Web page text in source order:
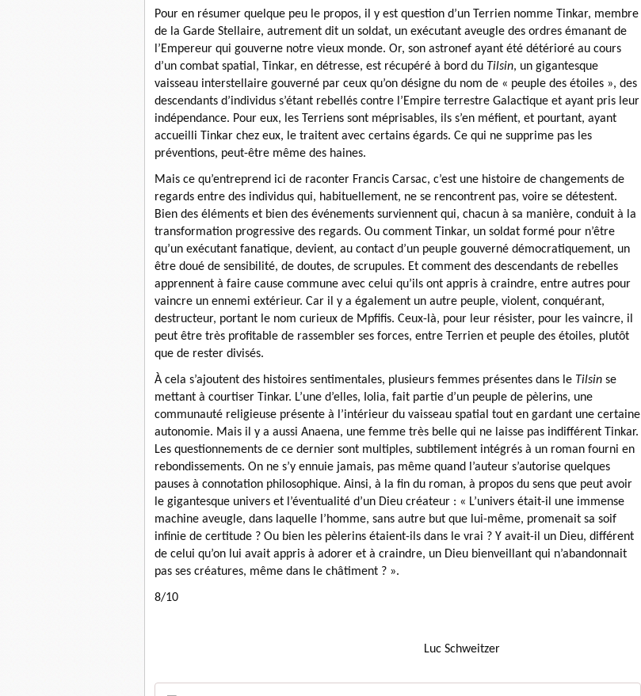
Pour en résumer quelque peu le propos, il y est question d’un Terrien nomme Tinkar, membre
de la Garde Stellaire, autrement dit un soldat, un exécutant aveugle des ordres émanant de
l’Empereur qui gouverne notre vieux monde. Or, son astronef ayant été détérioré au cours
d’un combat spatial, Tinkar, en détresse, est récupéré à bord du Tilsin, un gigantesque
vaisseau interstellaire gouverné par ceux qu’on désigne du nom de « peuple des étoiles », des
descendants d’individus s’étant rebellés contre l’Empire terrestre Galactique et ayant pris leur
indépendance. Pour eux, les Terriens sont méprisables, ils s’en méfient, et pourtant, ayant
accueilli Tinkar chez eux, le traitent avec certains égards. Ce qui ne supprime pas les
préventions, peut-être même des haines.
Mais ce qu’entreprend ici de raconter Francis Carsac, c’est une histoire de changements de
regards entre des individus qui, habituellement, ne se rencontrent pas, voire se détestent.
Bien des éléments et bien des événements surviennent qui, chacun à sa manière, conduit à la
transformation progressive des regards. Ou comment Tinkar, un soldat formé pour n’être
qu’un exécutant fanatique, devient, au contact d’un peuple gouverné démocratiquement, un
être doué de sensibilité, de doutes, de scrupules. Et comment des descendants de rebelles
apprennent à faire cause commune avec celui qu’ils ont appris à craindre, entre autres pour
vaincre un ennemi extérieur. Car il y a également un autre peuple, violent, conquérant,
destructeur, portant le nom curieux de Mpfifis. Ceux-là, pour leur résister, pour les vaincre, il
peut être très profitable de rassembler ses forces, entre Terrien et peuple des étoiles, plutôt
que de rester divisés.
À cela s’ajoutent des histoires sentimentales, plusieurs femmes présentes dans le Tilsin se
mettant à courtiser Tinkar. L’une d’elles, Iolia, fait partie d’un peuple de pèlerins, une
communauté religieuse présente à l’intérieur du vaisseau spatial tout en gardant une certaine
autonomie. Mais il y a aussi Anaena, une femme très belle qui ne laisse pas indifférent Tinkar.
Les questionnements de ce dernier sont multiples, subtilement intégrés à un roman fourni en
rebondissements. On ne s’y ennuie jamais, pas même quand l’auteur s’autorise quelques
pauses à connotation philosophique. Ainsi, à la fin du roman, à propos du sens que peut avoir
le gigantesque univers et l’éventualité d’un Dieu créateur : « L’univers était-il une immense
machine aveugle, dans laquelle l’homme, sans autre but que lui-même, promenait sa soif
infinie de certitude ? Ou bien les pèlerins étaient-ils dans le vrai ? Y avait-il un Dieu, différent
de celui qu’on lui avait appris à adorer et à craindre, un Dieu bienveillant qui n’abandonnait
pas ses créatures, même dans le châtiment ? ».
8/10
Luc Schweitzer